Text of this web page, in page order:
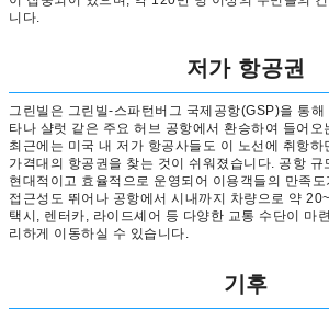
니다.
저가 항공권
그린빌은 그린빌-스파턴버그 국제공항(GSP)을 통
타나 샬럿 같은 주요 허브 공항에서 환승하여 들어
최근에는 미국 내 저가 항공사들도 이 노선에 취항하
가격대의 항공권을 찾는 것이 쉬워졌습니다. 공항 규
현대적이고 효율적으로 운영되어 이용객들의 만족
접근성도 뛰어나 공항에서 시내까지 차량으로 약
택시, 렌터카, 라이드셰어 등 다양한 교통 수단이 마
리하게 이동하실 수 있습니다.
기후